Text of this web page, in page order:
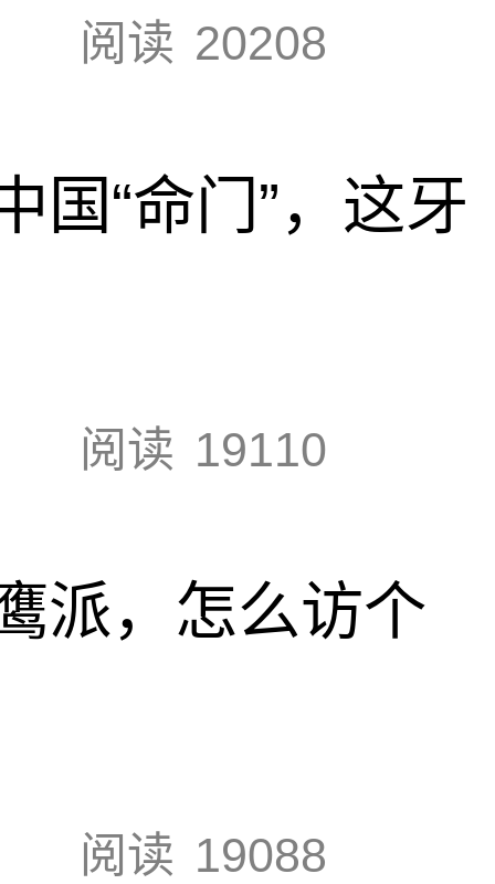
阅读 20208
国“命门”，这牙
阅读 19110
派，怎么访个
阅读 19088